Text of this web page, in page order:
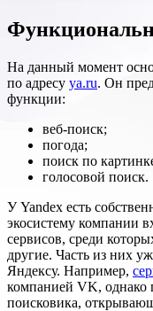
На данный момент
по адресу ya.ru. Он
функции:
веб-поиск;
погода;
поиск по
голосовой поиск.
У Yandex есть
экосистему компании
сервисов, среди
другие. Часть из них
Яндексу. Например,
компанией VK, однако
поисковика,